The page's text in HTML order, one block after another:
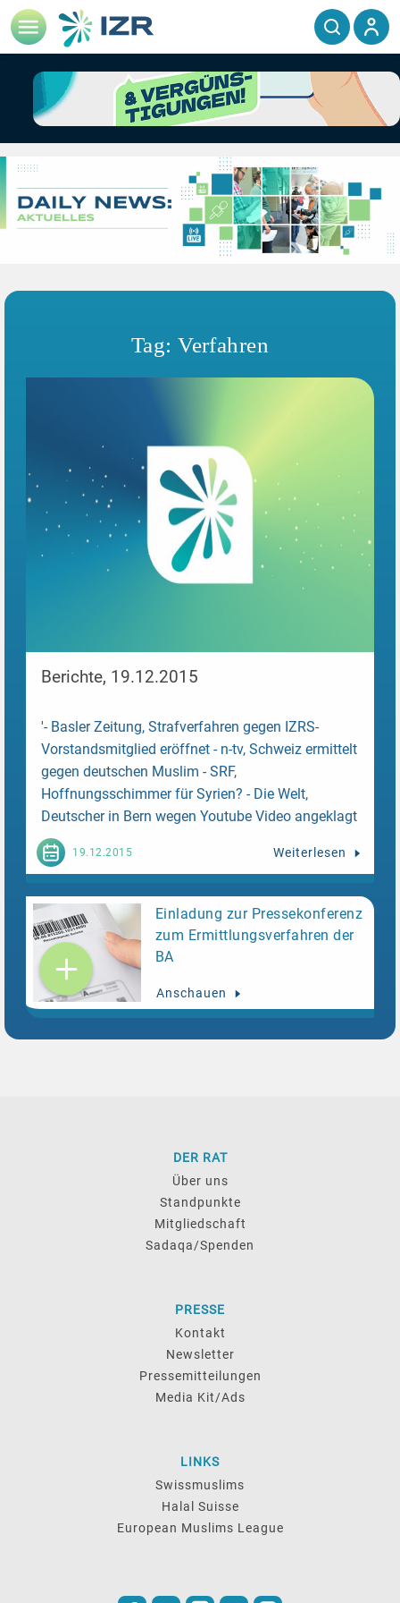
Tag: Verfahren
Berichte, 19.12.2015
'- Basler Zeitung, Strafverfahren gegen IZRS-
Vorstandsmitglied eröffnet - n-tv, Schweiz ermittelt
gegen deutschen Muslim - SRF,
Hoffnungsschimmer für Syrien? - Die Welt,
Deutscher in Bern wegen Youtube Video angeklagt
- n-24,
progagiert haben
Umstrittenes
Propaganda
19.12.2015 Weiterlesen
Einladung zur Pressekonferenz
zum Ermittlungsverfahren der
BA
Anschauen
DER RAT
Über uns
Standpunkte
Mitgliedschaft
Sadaqa/Spenden
PRESSE
Kontakt
Newsletter
Pressemitteilungen
Media Kit/Ads
LINKS
Swissmuslims
Halal Suisse
European Muslims League